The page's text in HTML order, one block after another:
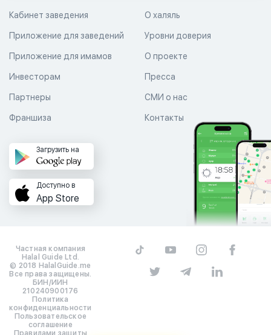
О халяль
Уровни доверия
Кабинет заведения
Приложение для заведений
Приложение для имамов О проекте
Пресса
СМИ о нас
Контакты
Инвесторам
Партнеры
Франшиза
Загрузить на
Доступно в
App Store
Частная компания
Halal Guide Ltd.
© 2018 HalalGuide.me
Все права защищены.
БИН/ИИН
210240900176
Политика
конфиденциальности
Пользовательское
соглашение
Правилами защиты